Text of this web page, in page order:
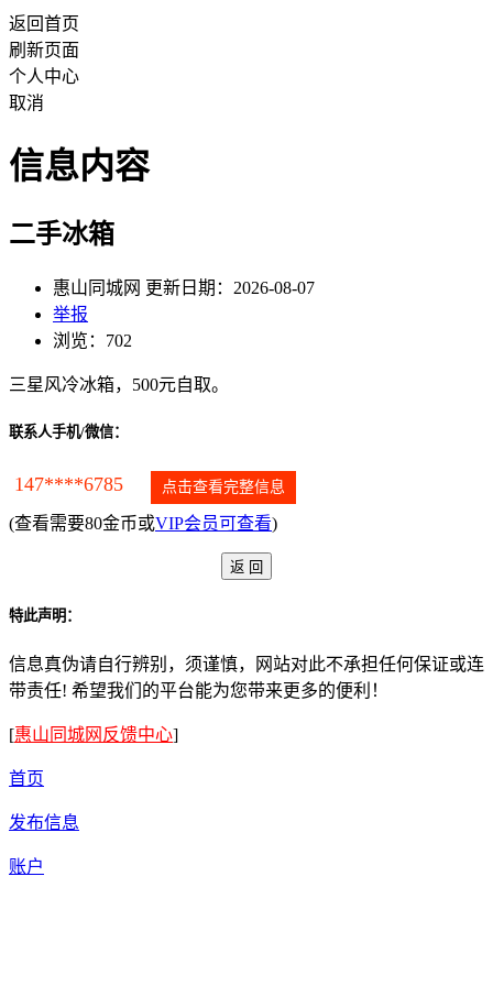
返回首页
刷新页面
个人中心
取消
信息内容
二手冰箱
惠山同城网 更新日期：2026-08-07
举报
浏览：702
三星风冷冰箱，500元自取。
联系人手机/微信：
147****6785 点击查看完整信息
(查看需要80金币或VIP会员可查看)
特此声明：
信息真伪请自行辨别，须谨慎，网站对此不承担任何保证或连
带责任! 希望我们的平台能为您带来更多的便利！
[惠山同城网反馈中心]
首页
发布信息
账户